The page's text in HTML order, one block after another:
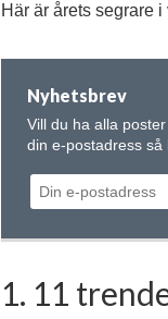
Här är årets segrare i
Nyhetsbrev
Vill du ha alla
din e-postadress så
1. 11